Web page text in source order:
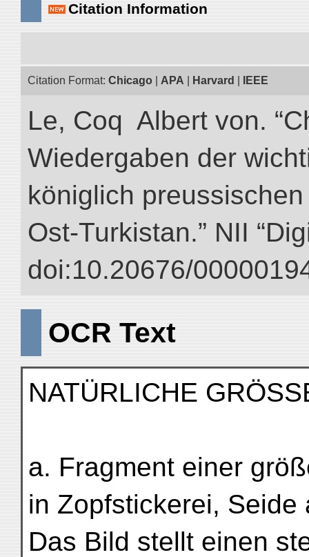
Citation Information
Citation Format: Chicago APA Harvard IEEE
Le, Coq Albert von.
Wiedergaben der
königlich
Ost-Turkistan.” NII
doi:10.20676/
OCR Text
NATÜRLICHE
a. Fragment einer
in Zopfstickerei, Seide
Das Bild stellt einen